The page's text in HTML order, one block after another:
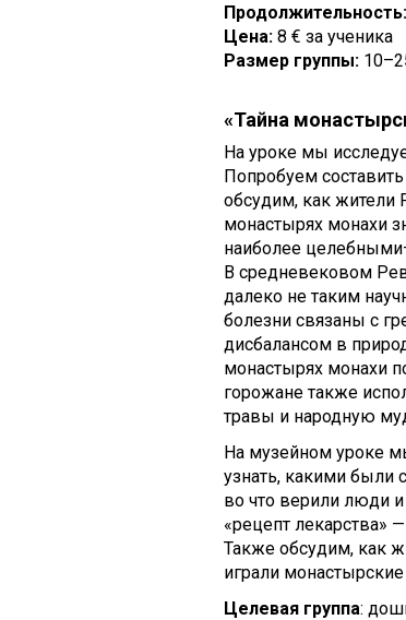
Продолжительность:
Цена: 8 € за ученика
Размер группы:
«Тайна
На уроке мы
Попробуем
обсудим, как жители
монастырях монахи
наиболее
В средневековом
далеко не таким
болезни связаны с
дисбалансом в
монастырях монахи
горожане также
травы и народную
На музейном уроке
узнать, какими были
во что верили люди и
«рецепт лекарства»
Также обсудим, как
играли
Целевая группа: